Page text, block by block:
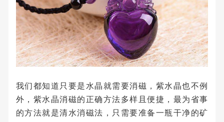
我们都知道只要是水晶就需要消磁，紫水晶也不例
外，紫水晶消磁的正确方法多样且便捷，最为省事
的方法就是清水消磁法，只需要准备一瓶干净的矿